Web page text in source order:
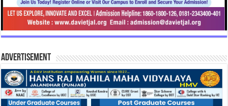
Advertisement